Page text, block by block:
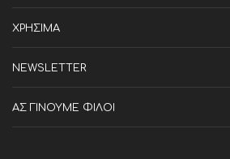
ΧΡΗΣΙΜΑ
NEWSLETTER
ΑΣ ΓΙΝΟΥΜΕ ΦΙΛΟΙ